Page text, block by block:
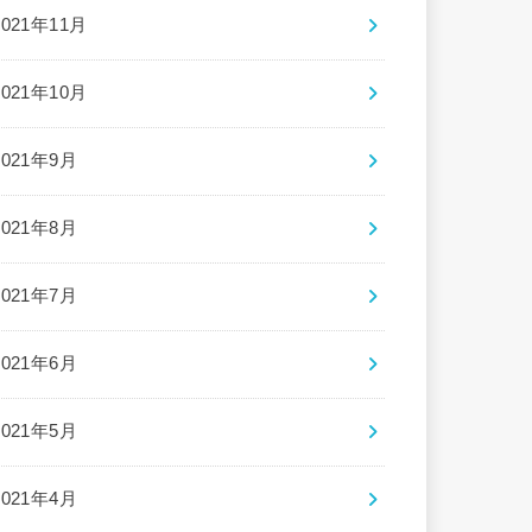
年11月
年10月
年9月
年8月
年7月
年6月
年5月
年4月